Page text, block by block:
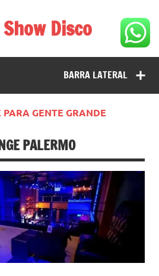
Disco
– DISCO CENA SHOW GUIA DE
RESTAURANTES
BARRA LATERAL
PARA GENTE GRANDE
PALERMO